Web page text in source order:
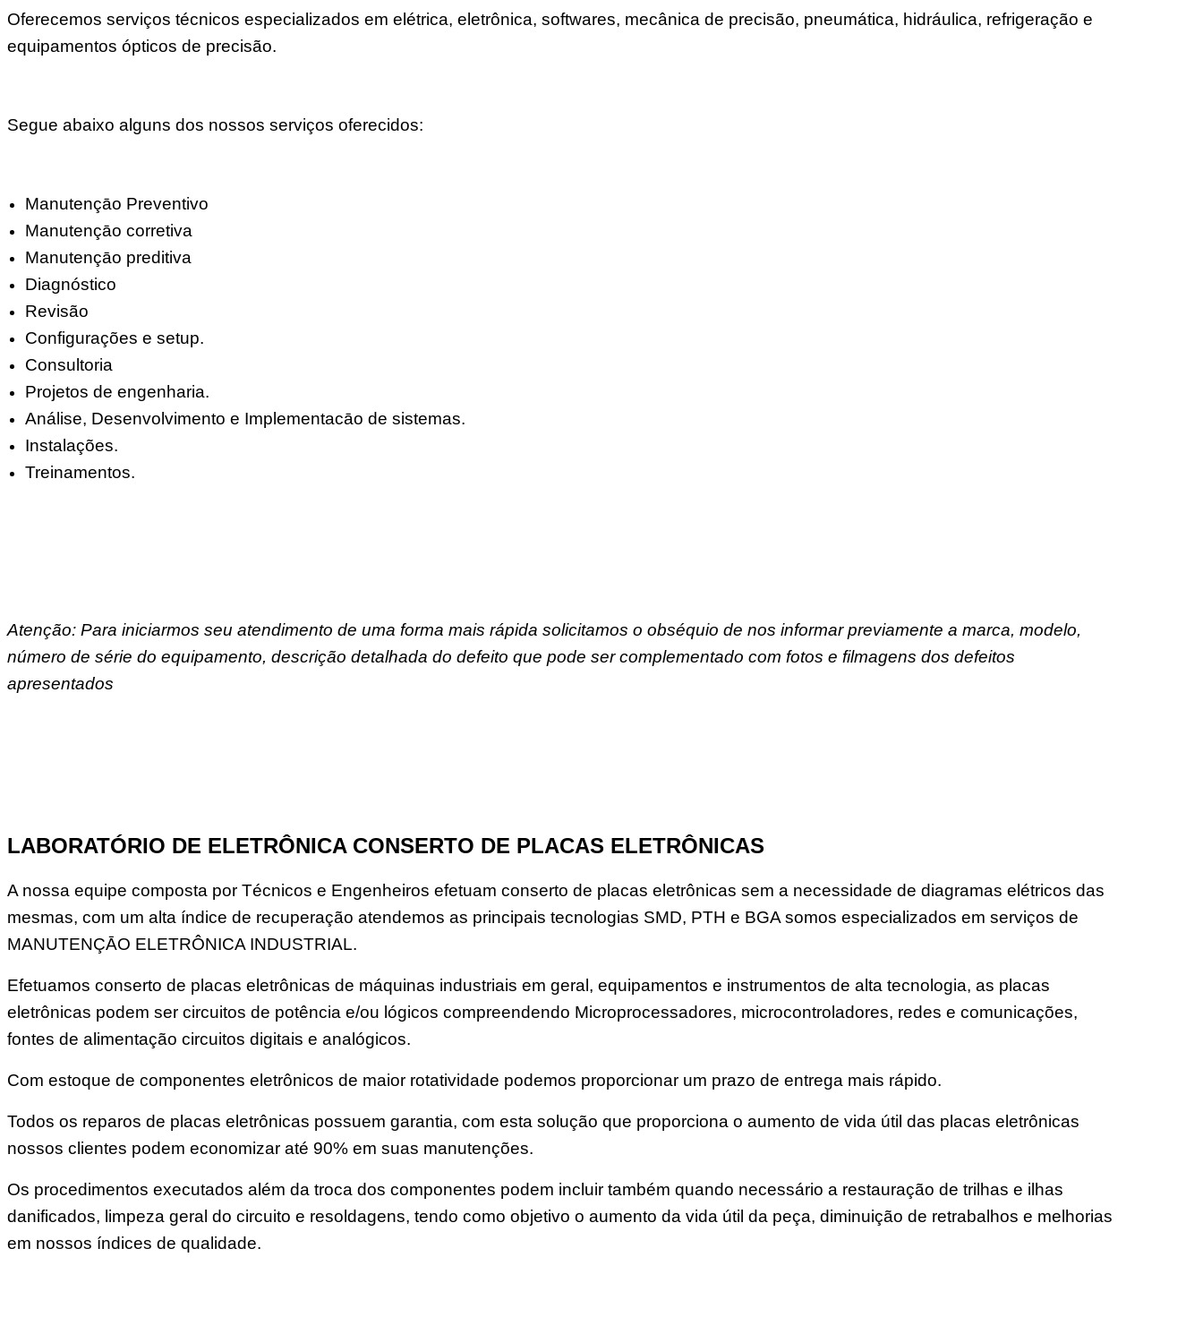
Oferecemos serviços técnicos especializados em elétrica, eletrônica, softwares, mecânica de precisão, pneumática, hidráulica, refrigeração e
equipamentos ópticos de precisão.
Segue abaixo alguns dos nossos serviços oferecidos:
Manutençāo Preventivo
Manutençāo corretiva
Manutençāo preditiva
Diagnóstico
Revisão
Configurações e setup.
Consultoria
Projetos de engenharia.
Análise, Desenvolvimento e Implementacāo de sistemas.
Instalações.
Treinamentos.
Atenção: Para iniciarmos seu atendimento de uma forma mais rápida solicitamos o obséquio de nos informar previamente a marca, modelo,
número de série do equipamento, descrição detalhada do defeito que pode ser complementado com fotos e filmagens dos defeitos
apresentados
LABORATÓRIO DE ELETRÔNICA CONSERTO DE PLACAS ELETRÔNICAS
A nossa equipe composta por Técnicos e Engenheiros efetuam conserto de placas eletrônicas sem a necessidade de diagramas elétricos das
mesmas, com um alta índice de recuperação atendemos as principais tecnologias SMD, PTH e BGA somos especializados em serviços de
MANUTENÇĀO ELETRÔNICA INDUSTRIAL.
Efetuamos conserto de placas eletrônicas de máquinas industriais em geral, equipamentos e instrumentos de alta tecnologia, as placas
eletrônicas podem ser circuitos de potência e/ou lógicos compreendendo Microprocessadores, microcontroladores, redes e comunicações,
fontes de alimentação circuitos digitais e analógicos.
Com estoque de componentes eletrônicos de maior rotatividade podemos proporcionar um prazo de entrega mais rápido.
Todos os reparos de placas eletrônicas possuem garantia, com esta solução que proporciona o aumento de vida útil das placas eletrônicas
nossos clientes podem economizar até 90% em suas manutenções.
Os procedimentos executados além da troca dos componentes podem incluir também quando necessário a restauração de trilhas e ilhas
danificados, limpeza geral do circuito e resoldagens, tendo como objetivo o aumento da vida útil da peça, diminuição de retrabalhos e melhorias
em nossos índices de qualidade.